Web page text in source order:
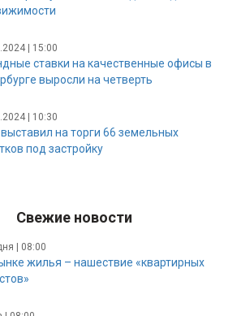
| 15:00
ставки на качественные офисы в
выросли на четверть
| 10:30
на торги 66 земельных
под застройку
Свежие новости
| 08:00
жилья – нашествие «квартирных